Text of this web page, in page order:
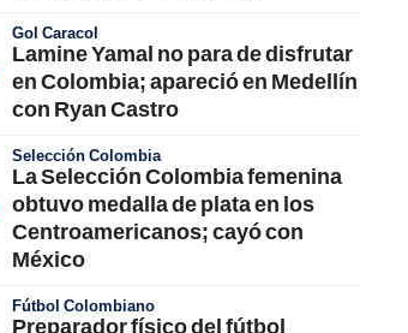
Gol Caracol
Lamine Yamal no para de disfrutar
en Colombia; apareció en Medellín
con Ryan Castro
Selección Colombia
La Selección Colombia femenina
obtuvo medalla de plata en los
Centroamericanos; cayó con
México
Fútbol Colombiano
Preparador físico del fútbol